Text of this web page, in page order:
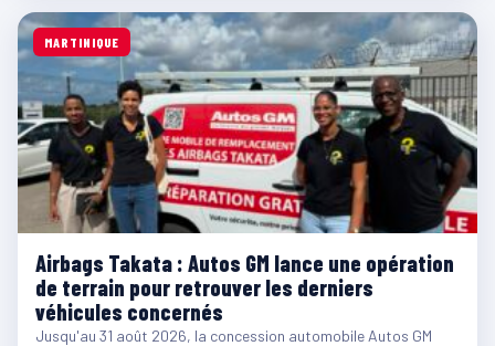
MARTINIQUE
Airbags Takata : Autos GM lance une opération
de terrain pour retrouver les derniers
véhicules concernés
Jusqu'au 31 août 2026, la concession automobile Autos GM